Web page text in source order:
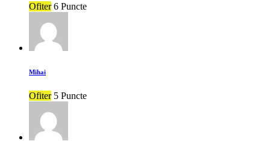
Ofiter 6 Puncte
Mihai
Ofiter 5 Puncte